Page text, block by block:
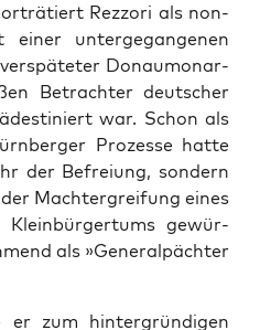
Rezz­ori als non­
einer unter­ge­gan­ge­nen
ver­spä­te­ter Donau­mon­ar­
Betrach­ter deut­scher
war. Schon als
Pro­zes­se hat­te
der Befrei­ung, son­dern
Macht­er­grei­fung eines
Klein­bür­ger­tums gewür­
als »Gene­ral­päch­ter
er zum hin­ter­grün­di­gen